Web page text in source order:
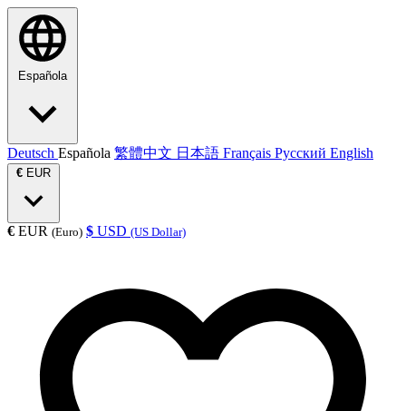
Española
Deutsch Española 繁體中文 日本語 Français Русский English
€ EUR
€ EUR (Euro) $ USD (US Dollar)